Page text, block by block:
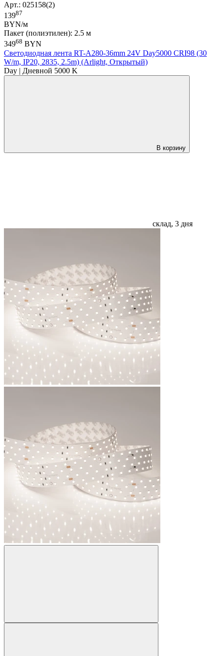
Арт.: 025158(2)
13987
BYN/м
Пакет (полиэтилен): 2.5 м
34968 BYN
Светодиодная лента RT-A280-36mm 24V Day5000 CRI98 (30
W/m, IP20, 2835, 2.5m) (Arlight, Открытый)
Day | Дневной 5000 K
В корзину
склад, 3 дня